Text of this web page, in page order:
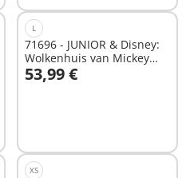
L
71696 - JUNIOR & Disney:
Wolkenhuis van Mickey
Mouse en Minnie Mouse
53,99 €
In winkelwagen
XS